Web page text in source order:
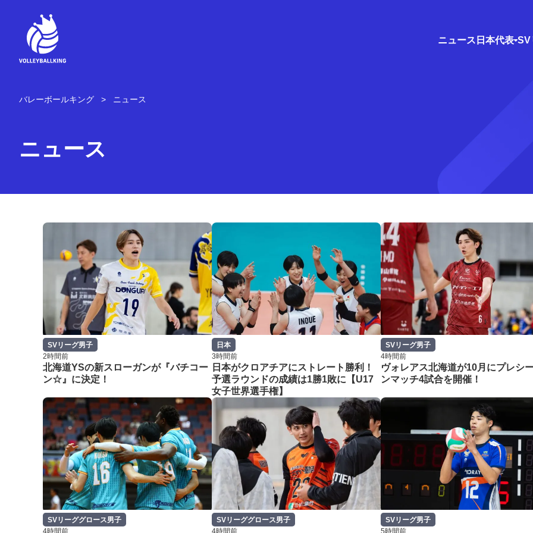
ニュース 日本代表 SV
バレーボールキング ニュース
ニュース
SVリーグ男子
2時間前
北海道YSの新スローガンが『バチコー
ン☆』に決定！
日本
3時間前
日本がクロアチアにストレート勝利！
予選ラウンドの成績は1勝1敗に【U17
女子世界選手権】
SVリーグ男子
4時間前
ヴォレアス北海道が10月にプレシ
ンマッチ4試合を開催！
SVリーググロース男子
4時間前
SVリーググロース男子
4時間前
SVリーグ男子
5時間前